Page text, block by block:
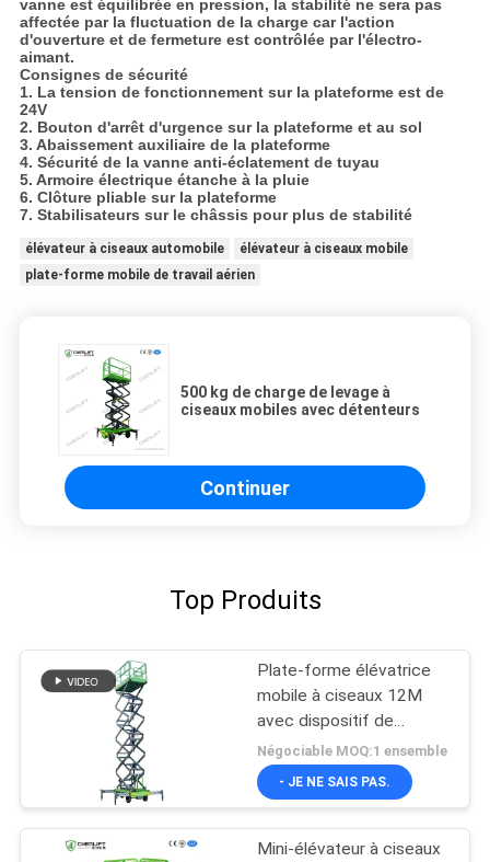
vanne est équilibrée en pression, la stabilité ne sera pas
affectée par la fluctuation de la charge car l'action
d'ouverture et de fermeture est contrôlée par l'électro-
aimant.
Consignes de sécurité​
1. La tension de fonctionnement sur la plateforme est de
24V
2. Bouton d'arrêt d'urgence sur la plateforme et au sol
3. Abaissement auxiliaire de la plateforme
4. Sécurité de la vanne anti-éclatement de tuyau
5. Armoire électrique étanche à la pluie
6. Clôture pliable sur la plateforme
7. Stabilisateurs sur le châssis pour plus de stabilité
élévateur à ciseaux automobile
élévateur à ciseaux mobile
plate-forme mobile de travail aérien
500 kg de charge de levage à
ciseaux mobiles avec détenteurs
Continuer
Top Produits
Plate-forme élévatrice
mobile à ciseaux 12M
avec dispositif de
traction
Négociable MOQ:1 ensemble
- JE NE SAIS PAS.
Mini-élévateur à ciseaux